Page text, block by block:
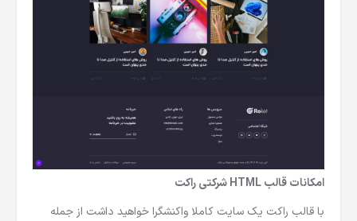
امکانات قالب HTML شرکتی
راکت
با قالب راکت یک سایت کاملا واکنشگرا خواهید داشت از جمله